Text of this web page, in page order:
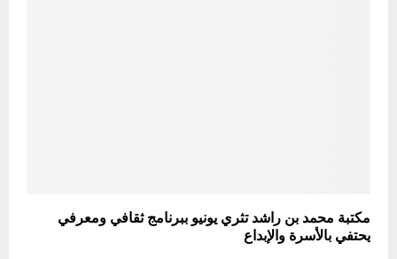
مكتبة محمد بن راشد تثري يونيو ببرنامج ثقافي ومعرفي
يحتفي بالأسرة والإبداع